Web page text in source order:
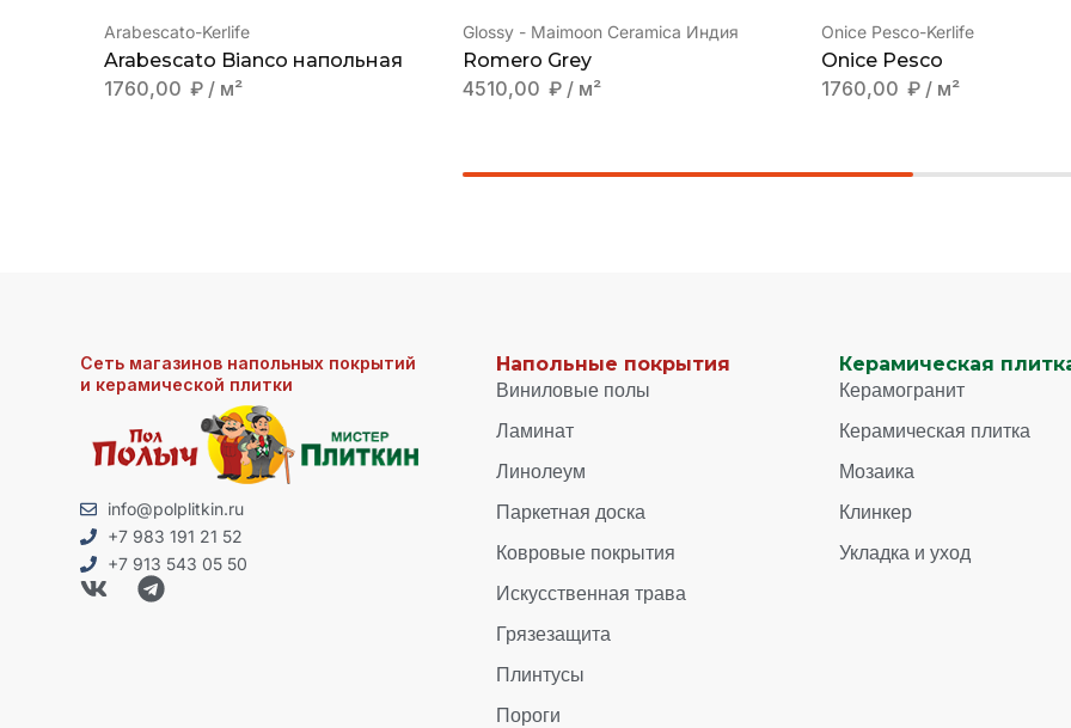
Arabescato-Kerlife
Arabescato Bianco напольная
1760,00 ₽ / м²
Glossy - Maimoon Ceramica Индия
Romero Grey
4510,00 ₽ / м²
Onice Pesco-Kerlife
Onice Pesco
1760,00 ₽ / м²
Сеть магазинов напольных покрытий
и керамической плитки
info@polplitkin.ru
+7 983 191 21 52
+7 913 543 05 50
Напольные покрытия
Виниловые полы
Ламинат
Линолеум
Паркетная доска
Ковровые покрытия
Искусственная трава
Грязезащита
Плинтусы
Пороги
Керамическая
Керамогранит
Керамическая плитка
Мозаика
Клинкер
Укладка и уход